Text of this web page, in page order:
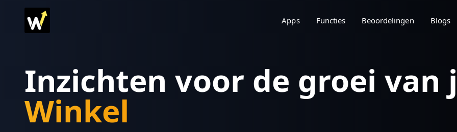
Apps Functies Beoordelingen Blogs
Inzichten voor de groei van
Winkel